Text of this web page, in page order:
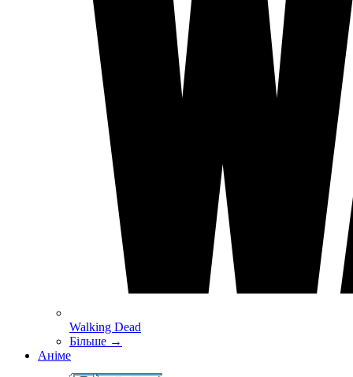
Walking Dead
Більше →
Аніме